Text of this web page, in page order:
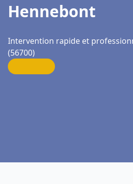
Hennebont
Intervention rapide et
(56700)